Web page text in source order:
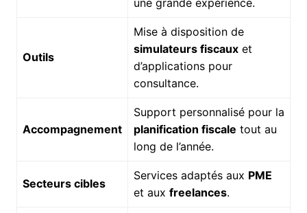
Outils
Mise à disposition de
simulateurs fiscauxet
d’applications pour
consultance.
Accompagnement
Support personnalisé pour la
planification fiscale tout au
long de l’année.
Secteurs cibles
Services adaptés aux PME
et aux freelances.